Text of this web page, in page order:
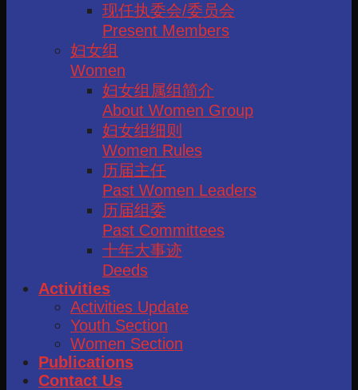
现任执委会/委员会
Present Members
妇女组
Women
妇女组属组简介
About Women Group
妇女组细则
Women Rules
历届主任
Past Women Leaders
历届组委
Past Committees
十年大事迹
Deeds
Activities
Activities Update
Youth Section
Women Section
Publications
Contact Us